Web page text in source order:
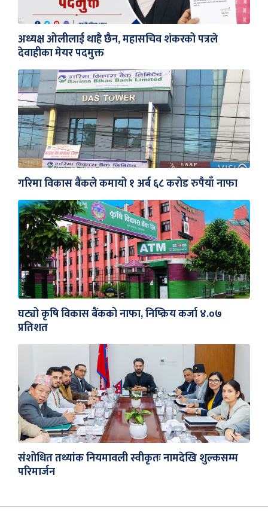
अध्यक्ष ओलीलाई थाहै छैन, महासचिव शंकरको पत्रले
देवाहीका मेयर पदमुक्त
गरिमा विकास बैंकले कमायो १ अर्ब ६८ करोड रुपैयाँ नाफा
घट्यो कृषि विकास बैंकको नाफा, निष्क्रिय कर्जा ४.०७
प्रतिशत
संशोधित तथ्यांक नियमावली स्वीकृतः नामदेखि शुल्कसम्म
परिमार्जन